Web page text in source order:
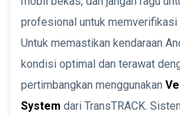
profesional untuk memverifikasi
Untuk memastikan kendaraan
kondisi optimal dan terawat
pertimbangkan menggunakan
System dari TransTRACK.